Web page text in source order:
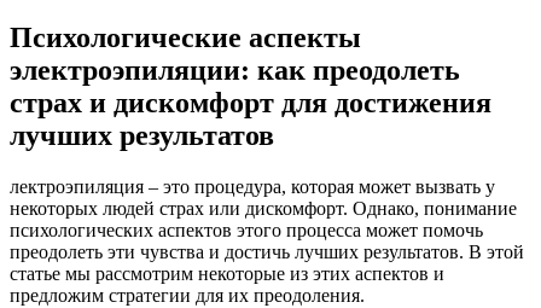
Психологические аспекты
электроэпиляции: как преодолеть
страх и дискомфорт для достижения
лучших результатов
лектроэпиляция – это процедура, которая может вызвать у
некоторых людей страх или дискомфорт. Однако, понимание
психологических аспектов этого процесса может помочь
преодолеть эти чувства и достичь лучших результатов. В этой
статье мы рассмотрим некоторые из этих аспектов и
предложим стратегии для их преодоления.